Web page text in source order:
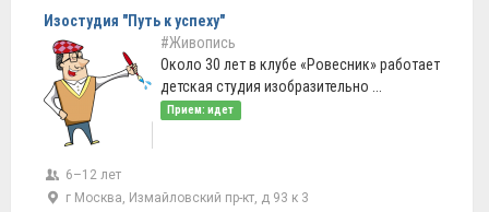
Изостудия "Путь к успеху"
#Живопись
Около 30 лет в клубе «Ровесник» работает
детская студия изобразительно ...
Прием: идет
6–12 лет
г Москва, Измайловский пр-кт, д 93 к 3